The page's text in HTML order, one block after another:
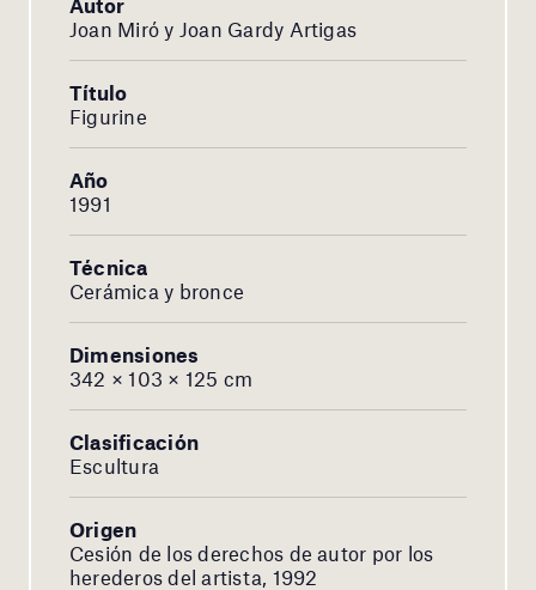
Joan Miró y Joan Gardy Artigas
Título
Figurine
Año
1991
Técnica
Cerámica y bronce
Dimensiones
342 × 103 × 125 cm
Clasificación
Escultura
Origen
Cesión de los derechos de autor por los
herederos del artista, 1992